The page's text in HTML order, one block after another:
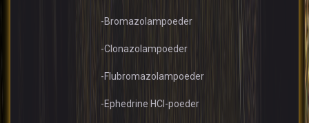
-Bromazolampoeder
-Clonazolampoeder
-Flubromazolampoeder
-Ephedrine HCl-poeder